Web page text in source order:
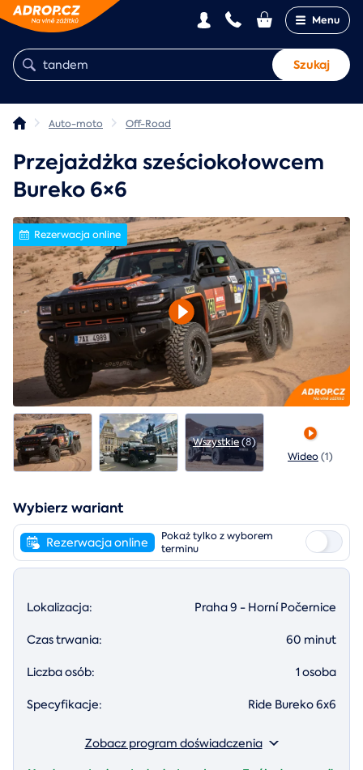
Menu
Szukaj
Auto-moto Off-Road
Przejażdżka sześciokołowcem
Bureko 6×6
Rezerwacja online
Wszystkie(8)
Wideo(1)
Wybierz wariant
Rezerwacja online
Pokaż tylko z wyborem
terminu
Lokalizacja: Praha 9 - Horní Počernice
Czas trwania: 60 minut
Liczba osób: 1 osoba
Specyfikacje: Ride Bureko 6x6
Zobacz program doświadczenia